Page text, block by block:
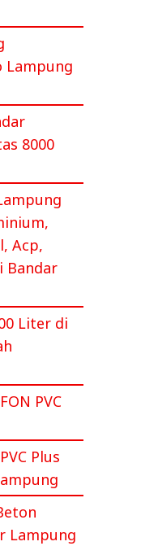
Lampung
8000
Acp,
Bandar
Liter di
PVC
Plus
Lampung